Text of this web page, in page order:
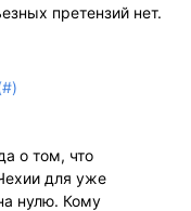
претензий нет.
о том, что
для уже
нулю. Кому